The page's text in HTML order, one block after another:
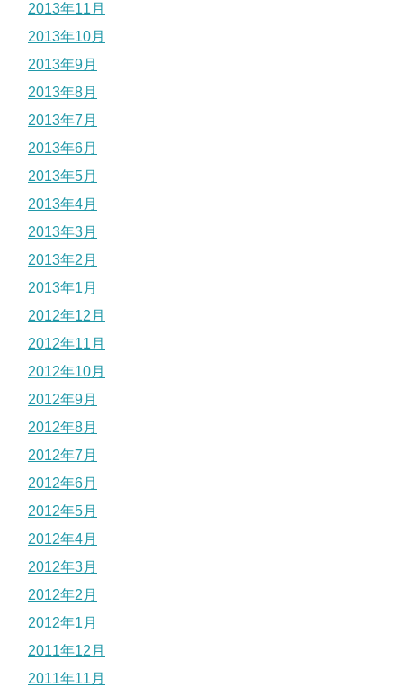
2013年11月
2013年10月
2013年9月
2013年8月
2013年7月
2013年6月
2013年5月
2013年4月
2013年3月
2013年2月
2013年1月
2012年12月
2012年11月
2012年10月
2012年9月
2012年8月
2012年7月
2012年6月
2012年5月
2012年4月
2012年3月
2012年2月
2012年1月
2011年12月
2011年11月